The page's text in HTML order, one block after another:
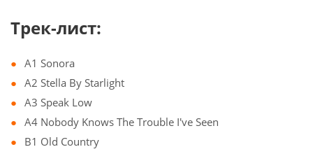
Трек-лист:
A1 Sonora
A2 Stella By Starlight
A3 Speak Low
A4 Nobody Knows The Trouble I've Seen
B1 Old Country